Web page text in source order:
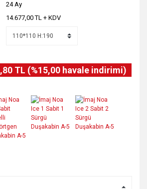
24 Ay
14.677,00 TL + KDV
TL (%15,00 havale indirimi)